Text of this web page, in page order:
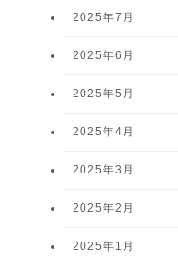
2025年7月
2025年6月
2025年5月
2025年4月
2025年3月
2025年2月
2025年1月